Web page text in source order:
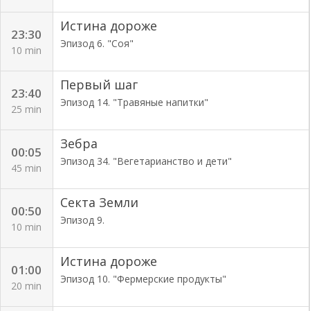
23:30
10 min
Истина дороже
Эпизод 6. "Соя"
23:40
25 min
Первый шаг
Эпизод 14. "Травяные напитки"
00:05
45 min
Зебра
Эпизод 34. "Вегетарианство и дети"
00:50
10 min
Секта Земли
Эпизод 9.
01:00
20 min
Истина дороже
Эпизод 10. "Фермерские продукты"